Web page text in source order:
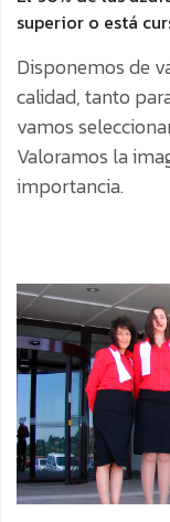
superior o está
Disponemos de
calidad, tanto
vamos
Valoramos la
importancia.